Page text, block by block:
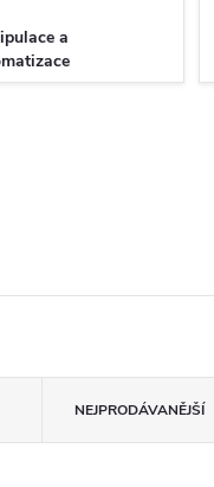
a
NEJPRODÁVANĚJŠÍ